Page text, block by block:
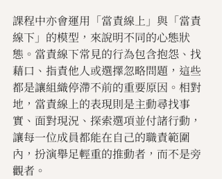
課程中亦會運用「當責線上」與「當責
線下」的模型，來說明不同的心態狀
態。當責線下常見的行為包含抱怨、找
藉口、指責他人或選擇忽略問題，這些
都是讓組織停滯不前的重要原因。相對
地，當責線上的表現則是主動尋找事
實、面對現況、探索選項並付諸行動，
讓每一位成員都能在自己的職責範圍
內，扮演舉足輕重的推動者，而不是旁
觀者。